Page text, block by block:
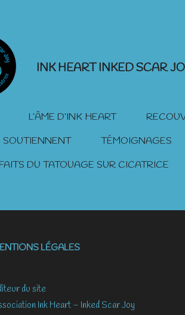
INK HEART INKED SCAR
L’ÂME D’INK HEART
SOUTIENNENT
TÉMOIGNAGES
DU TATOUAGE SUR CICATRICE
LÉGALES
du site
Ink Heart – Inked Scar Joy